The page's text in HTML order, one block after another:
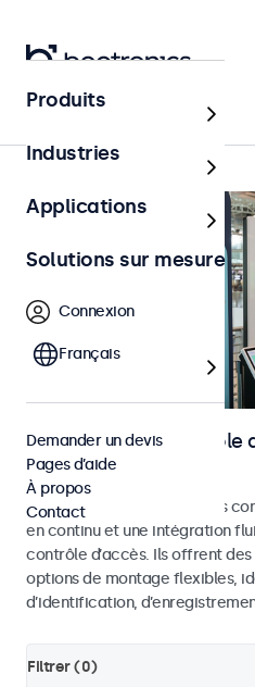
Contrôle d’accès
Écrans pour le contrôle
l’identification
Moniteurs et écrans tactiles
en continu et une intégration
contrôle d’accès. Ils offrent
options de montage flexibles,
d’identification,
Filtrer (0)
Produits
Industries
Applications
Solutions sur mesure
Connexion
Français
Demander un devis
Pages d’aide
À propos
Contact